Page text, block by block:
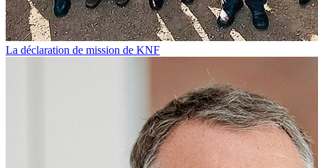
La déclaration de mission de KNF